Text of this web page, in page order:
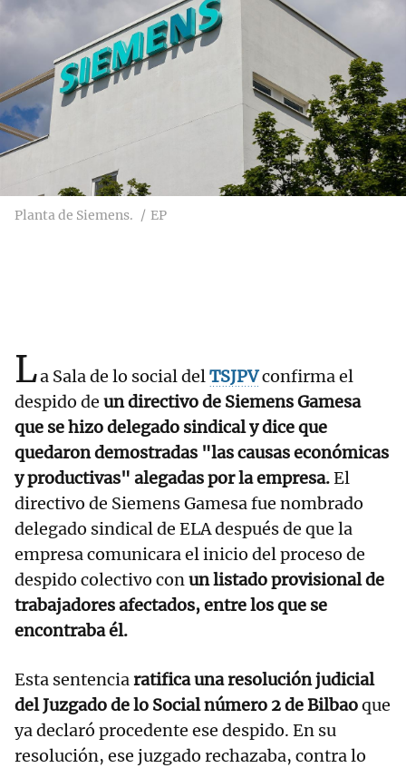
Planta de Siemens. EP
La Sala de lo social delTSJPVconfirma el
despido de un directivo de Siemens Gamesa
que se hizo delegado sindical y dice que
quedaron demostradas "las causas económicas
y productivas" alegadas por la empresa.El
directivo de Siemens Gamesa fue nombrado
delegado sindical de ELA después de que la
empresa comunicara el inicio del proceso de
despido colectivo conun listado provisional de
trabajadores afectados, entre los que se
encontraba él.
Esta sentenciaratifica una resolución judicial
del Juzgado de lo Social número 2 de Bilbaoque
ya declaró procedente ese despido. En su
resolución, ese juzgado rechazaba, contra lo